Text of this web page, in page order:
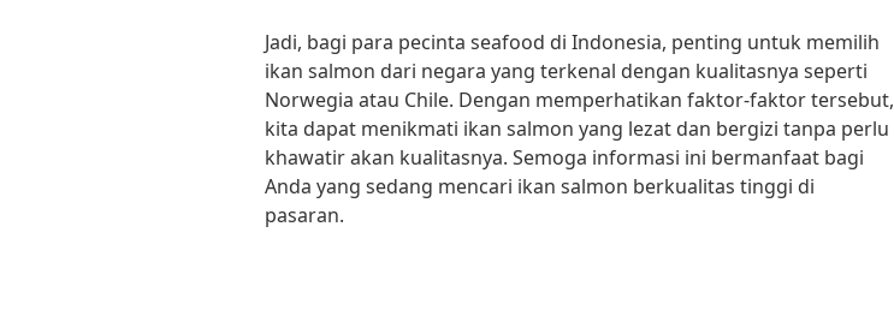
Jadi, bagi para pecinta seafood di Indonesia, penting untuk memilih
ikan salmon dari negara yang terkenal dengan kualitasnya seperti
Norwegia atau Chile. Dengan memperhatikan faktor-faktor tersebut,
kita dapat menikmati ikan salmon yang lezat dan bergizi tanpa perlu
khawatir akan kualitasnya. Semoga informasi ini bermanfaat bagi
Anda yang sedang mencari ikan salmon berkualitas tinggi di
pasaran.